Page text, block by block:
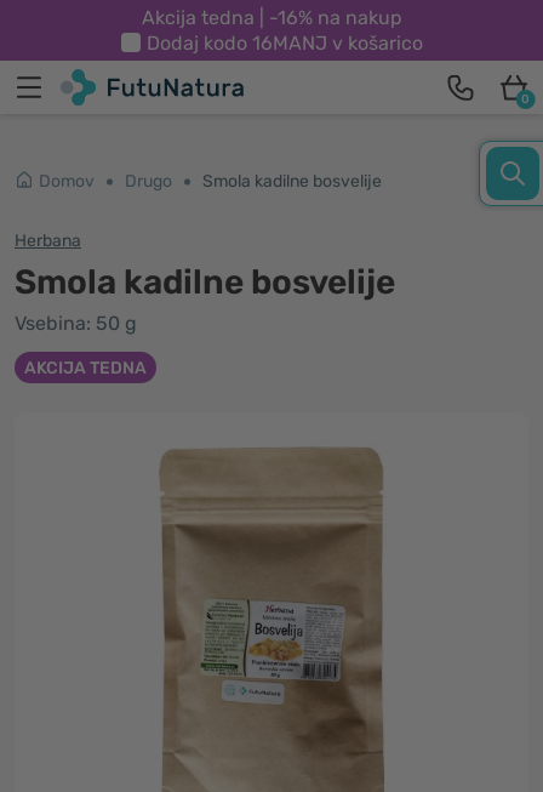
Akcija tedna | -16% na nakup
Dodaj kodo 16MANJ v košarico
0
Domov Drugo Smola kadilne bosvelije
Herbana
Smola kadilne bosvelije
Vsebina: 50 g
AKCIJA TEDNA